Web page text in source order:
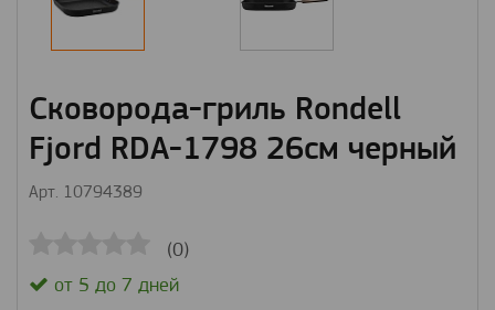
Сковорода-гриль Rondell
Fjord RDA-1798 26см черный
Арт. 10794389
(0)
от 5 до 7 дней